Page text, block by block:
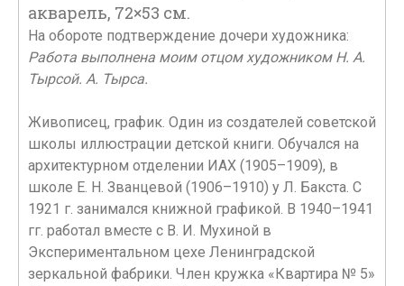
акварель, 72×53 см.
На обороте подтверждение дочери художника:
Работа выполнена моим отцом художником Н. А.
Тырсой. А. Тырса.
Живописец, график. Один из создателей советской
школы иллюстрации детской книги. Обучался на
архитектурном отделении ИАХ (1905–1909), в
школе Е. Н. Званцевой (1906–1910) у Л. Бакста. С
1921 г. занимался книжной графикой. В 1940–1941
гг. работал вместе с В. И. Мухиной в
Экспериментальном цехе Ленинградской
зеркальной фабрики. Член кружка «Квартира № 5»